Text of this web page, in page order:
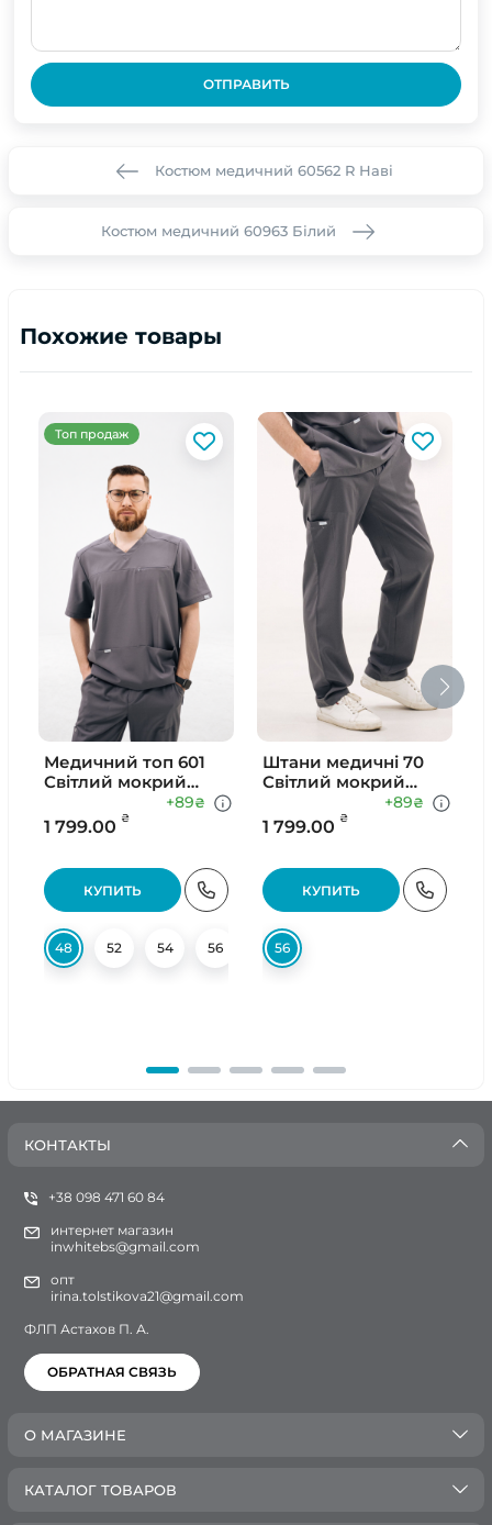
ОТПРАВИТЬ
Костюм медичний 60562 R Наві
Костюм медичний 60963 Білий
Похожие товары
Топ продаж
Медичний топ 601
Світлий мокрий
1 799.00 ₴
+89₴
КУПИТЬ
48 52 54 56
Штани медичні 70
Світлий мокрий
1 799.00 ₴
+89₴
КУПИТЬ
56
КОНТАКТЫ
+38 098 471 60 84
интернет магазин
inwhitebs@gmail.com
опт
irina.tolstikova21@gmail.com
ФЛП Астахов П. А.
ОБРАТНАЯ СВЯЗЬ
О МАГАЗИНЕ
КАТАЛОГ ТОВАРОВ